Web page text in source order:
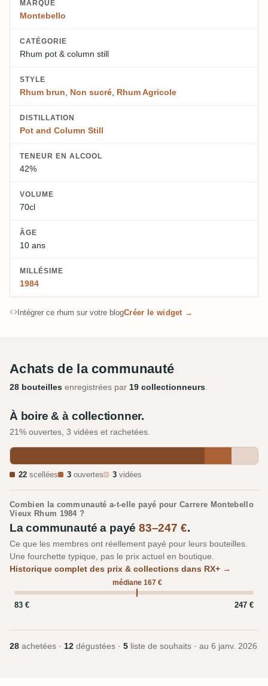
MARQUE
Montebello
CATÉGORIE
Rhum pot & column still
STYLE
Rhum brun, Non sucré, Rhum Agricole
DISTILLATION
Pot and Column Still
TENEUR EN ALCOOL
42%
VOLUME
70cl
ÂGE
10 ans
MILLÉSIME
1984
Intégrer ce rhum sur votre blogCréer le widget →
Achats de la communauté
28 bouteilles enregistrées par 19 collectionneurs.
À boire & à collectionner.
21% ouvertes, 3 vidées et rachetées.
22 scellées 3 ouvertes 3 vidées
Combien la communauté a-t-elle payé pour Carrere Montebello
Vieux Rhum 1984 ?
La communauté a payé83–247 €.
Ce que les membres ont réellement payé pour leurs bouteilles.
Une fourchette typique, pas le prix actuel en boutique.
Historique complet des prix & collections dans RX+ →
médiane 167 €
83 € 247 €
28 achetées · 12 dégustées · 5 liste de souhaits · au 6 janv. 2026